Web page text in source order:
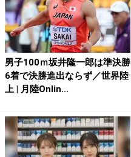
男子100ｍ坂井隆一郎は準決勝
6着で決勝進出ならず／世界陸
上 | 月陸Onlin...